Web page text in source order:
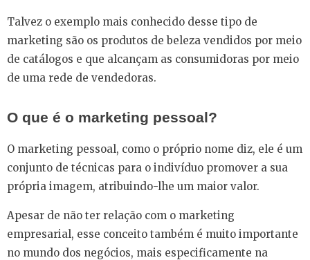
Talvez o exemplo mais conhecido desse tipo de
marketing são os produtos de beleza vendidos por meio
de catálogos e que alcançam as consumidoras por meio
de uma rede de vendedoras.
O que é o marketing pessoal?
O marketing pessoal, como o próprio nome diz, ele é um
conjunto de técnicas para o indivíduo promover a sua
própria imagem, atribuindo-lhe um maior valor.
Apesar de não ter relação com o marketing
empresarial, esse conceito também é muito importante
no mundo dos negócios, mais especificamente na